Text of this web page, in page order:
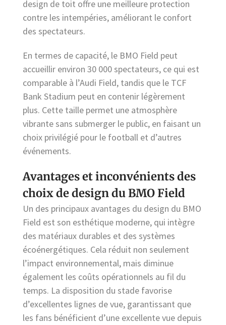
design de toit offre une meilleure protection
contre les intempéries, améliorant le confort
des spectateurs.
En termes de capacité, le BMO Field peut
accueillir environ 30 000 spectateurs, ce qui est
comparable à l’Audi Field, tandis que le TCF
Bank Stadium peut en contenir légèrement
plus. Cette taille permet une atmosphère
vibrante sans submerger le public, en faisant un
choix privilégié pour le football et d’autres
événements.
Avantages et inconvénients des
choix de design du BMO Field
Un des principaux avantages du design du BMO
Field est son esthétique moderne, qui intègre
des matériaux durables et des systèmes
écoénergétiques. Cela réduit non seulement
l’impact environnemental, mais diminue
également les coûts opérationnels au fil du
temps. La disposition du stade favorise
d’excellentes lignes de vue, garantissant que
les fans bénéficient d’une excellente vue depuis